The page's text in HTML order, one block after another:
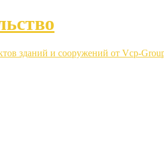
зданий и сооружений от Vcp-